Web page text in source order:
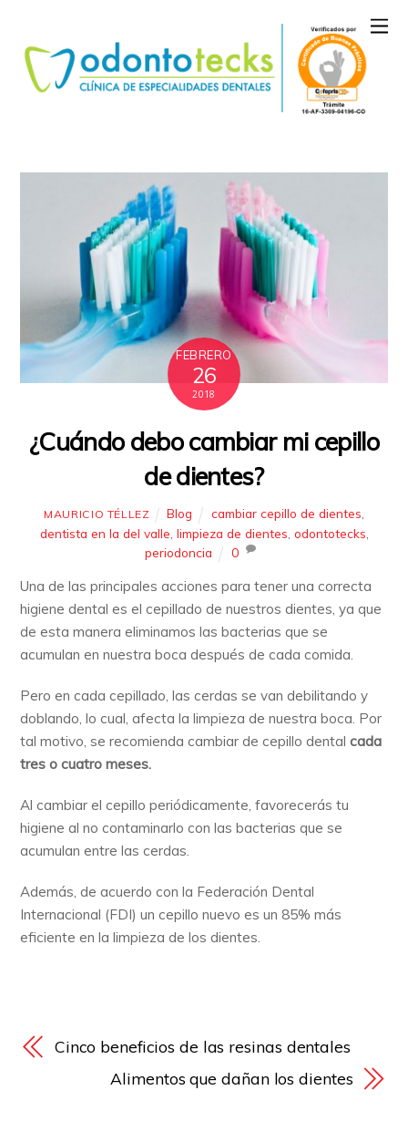
FEBRERO
26
2018
¿Cuándo debo cambiar mi cepillo
de dientes?
MAURICIO TÉLLEZ Blog cambiar cepillo de dientes
dentista en la del valle limpieza de dientes odontotecks
periodoncia
0
Una de las principales acciones para tener una correcta
higiene dental es el cepillado de nuestros dientes, ya que
de esta manera eliminamos las bacterias que se
acumulan en nuestra boca después de cada comida.
Pero en cada cepillado, las cerdas se van debilitando y
doblando, lo cual, afecta la limpieza de nuestra boca. Por
tal motivo, se recomienda cambiar de cepillo dentalcada
tres o cuatro meses.
Al cambiar el cepillo periódicamente, favorecerás tu
higiene al no contaminarlo con las bacterias que se
acumulan entre las cerdas.
Además, de acuerdo con la Federación Dental
Internacional (FDI) un cepillo nuevo es un 85% más
eficiente en la limpieza de los dientes.
Cinco beneficios de las resinas dentales
Alimentos que dañan los dientes